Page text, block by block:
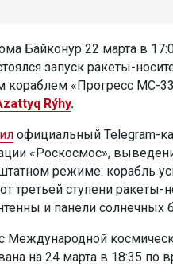
Байконур 22 марта в
запуск ракеты-
кораблем «Прогресс МС-
Rýhy.
официальный Telegram-
«Роскосмос»,
режиме: корабль
третьей ступени ракеты-
и панели солнечных
Международной
на 24 марта в 18:35 по